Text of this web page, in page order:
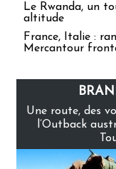
Le Rwanda, un
altitude
France, Italie :
Mercantour
Une route, des
l’Outback